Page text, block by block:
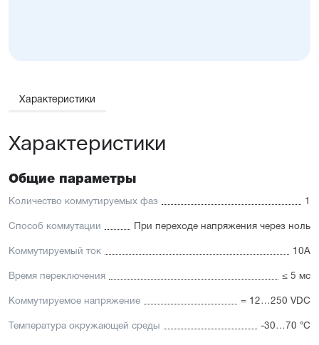
Характеристики
Характеристики
Общие параметры
Количество коммутируемых фаз 1
Способ коммутации При переходе напряжения через ноль
Коммутируемый ток 10А
Время переключения ≤ 5 мс
Коммутируемое напряжение = 12…250 VDC
Температура окружающей среды -30…70 °C